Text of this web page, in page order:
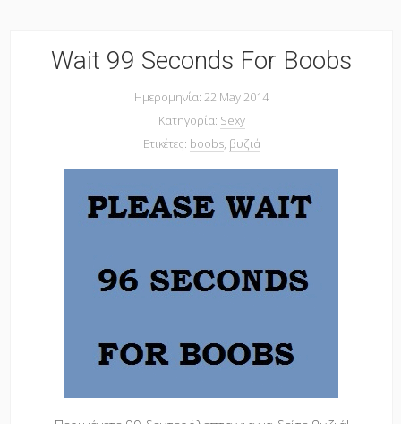
Wait 99 Seconds For Boobs
Ημερομηνία: 22 May 2014
Κατηγορία: Sexy
Ετικέτες: boobs, βυζιά